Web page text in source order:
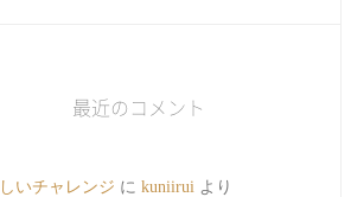
最近のコメント
いチャレンジ に kuniirui より